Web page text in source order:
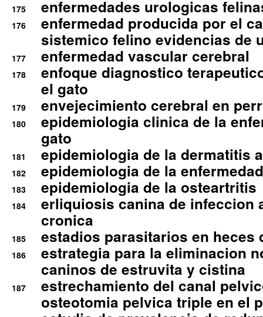
175 enfermedades urologicas
176
enfermedad producida por el
sistemico felino evidencias de
177 enfermedad vascular cerebral
178
enfoque diagnostico
el gato
179 envejecimiento cerebral en
180
epidemiologia clinica de la
gato
181 epidemiologia de la dermatitis
182 epidemiologia de la
183 epidemiologia de la osteartritis
184
erliquiosis canina de infeccion
cronica
185 estadios parasitarios en heces
186
estrategia para la eliminacion
caninos de estruvita y cistina
187
estrechamiento del canal
osteotomia pelvica triple en el